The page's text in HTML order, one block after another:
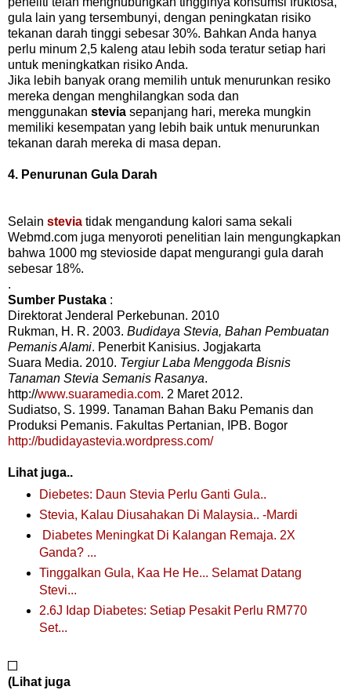
gula lain yang tersembunyi, dengan peningkatan risiko
tekanan darah tinggi sebesar 30%. Bahkan Anda hanya
perlu minum 2,5 kaleng atau lebih soda teratur setiap hari
untuk meningkatkan risiko Anda.
Jika lebih banyak orang memilih untuk menurunkan resiko
mereka dengan menghilangkan soda dan
menggunakan stevia sepanjang hari, mereka mungkin
memiliki kesempatan yang lebih baik untuk menurunkan
tekanan darah mereka di masa depan.
4. Penurunan Gula Darah
Selain stevia tidak mengandung kalori sama sekali
Webmd.com juga menyoroti penelitian lain mengungkapkan
bahwa 1000 mg stevioside dapat mengurangi gula darah
sebesar 18%.
.
Sumber Pustaka :
Direktorat Jenderal Perkebunan. 2010
Rukman, H. R. 2003. Budidaya Stevia, Bahan Pembuatan
Pemanis Alami. Penerbit Kanisius. Jogjakarta
Suara Media. 2010. Tergiur Laba Menggoda Bisnis
Tanaman Stevia Semanis Rasanya.
http://www.suaramedia.com. 2 Maret 2012.
Sudiatso, S. 1999. Tanaman Bahan Baku Pemanis dan
Produksi Pemanis. Fakultas Pertanian, IPB. Bogor
http://budidayastevia.wordpress.com/
Lihat juga..
Diebetes: Daun Stevia Perlu Ganti Gula..
Stevia, Kalau Diusahakan Di Malaysia.. -Mardi
Diabetes Meningkat Di Kalangan Remaja. 2X
Ganda? ...
Tinggalkan Gula, Kaa He He... Selamat Datang
Stevi...
2.6J Idap Diabetes: Setiap Pesakit Perlu RM770
Set...
(Lihat juga